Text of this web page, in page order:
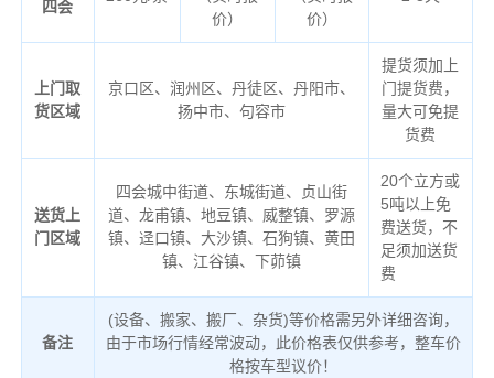
四会
价）
价）
上门取
货区域
京口区、润州区、丹徒区、丹阳市、
扬中市、句容市
提货须加上
门提货费，
量大可免提
货费
送货上
门区域
四会城中街道、东城街道、贞山街
道、龙甫镇、地豆镇、威整镇、罗源
镇、迳口镇、大沙镇、石狗镇、黄田
镇、江谷镇、下茆镇
20个立方或
5吨以上免
费送货，不
足须加送货
费
备注
(设备、搬家、搬厂、杂货)等价格需另外详细咨询，
由于市场行情经常波动，此价格表仅供参考，整车价
格按车型议价！